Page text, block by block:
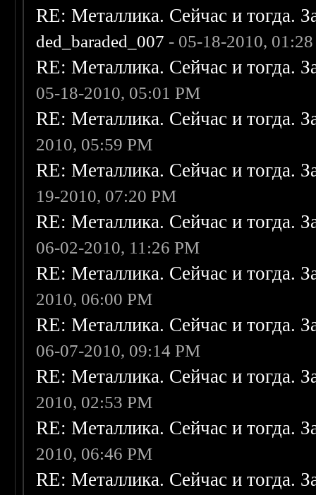
RE: Металлика. Сейчас и тогда.
ded_baraded_007 - 05-18-2010,
RE: Металлика. Сейчас и тогда.
05-18-2010, 05:01 PM
RE: Металлика. Сейчас и тогда.
2010, 05:59 PM
RE: Металлика. Сейчас и тогда.
19-2010, 07:20 PM
RE: Металлика. Сейчас и тогда.
06-02-2010, 11:26 PM
RE: Металлика. Сейчас и тогда.
2010, 06:00 PM
RE: Металлика. Сейчас и тогда.
06-07-2010, 09:14 PM
RE: Металлика. Сейчас и тогда.
2010, 02:53 PM
RE: Металлика. Сейчас и тогда.
2010, 06:46 PM
RE: Металлика. Сейчас и тогда.